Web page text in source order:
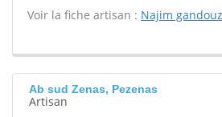
Voir la fiche artisan : Najim gandouz
Ab sud Zenas, Pezenas
Artisan